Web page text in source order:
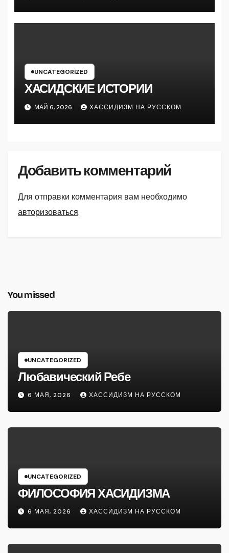
UNCATEGORIZED
ХАСИДСКИЕ ИСТОРИИ
МАЙ 6, 2026 ХАССИДИЗМ НА РУССКОМ
Добавить комментарий
Для отправки комментария вам необходимо
авторизоваться.
You missed
UNCATEGORIZED
Любавический Ребе
6 МАЯ, 2026 ХАССИДИЗМ НА РУССКОМ
UNCATEGORIZED
ФИЛОСОФИЯ ХАСИДИЗМА
6 МАЯ, 2026 ХАССИДИЗМ НА РУССКОМ